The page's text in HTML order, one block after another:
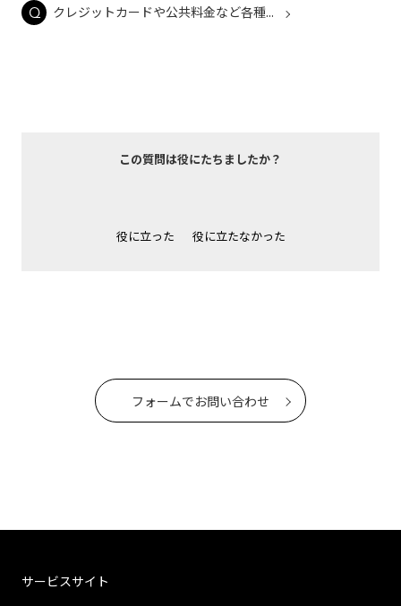
クレジットカードや公共料金など各種...
この質問は役にたちましたか？
役に立った 役に立たなかった
フォームでお問い合わせ
サービスサイト